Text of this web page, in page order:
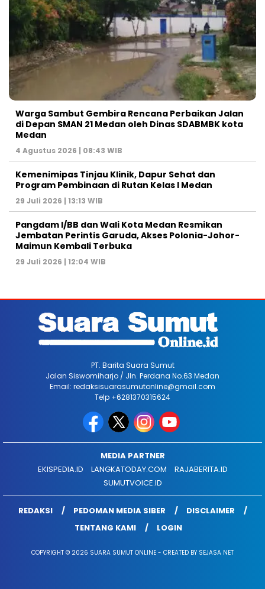
Warga Sambut Gembira Rencana Perbaikan Jalan
di Depan SMAN 21 Medan oleh Dinas SDABMBK kota
Medan
4 Agustus 2026 | 08:43 WIB
Kemenimipas Tinjau Klinik, Dapur Sehat dan
Program Pembinaan di Rutan Kelas I Medan
29 Juli 2026 | 13:13 WIB
Pangdam I/BB dan Wali Kota Medan Resmikan
Jembatan Perintis Garuda, Akses Polonia-Johor-
Maimun Kembali Terbuka
29 Juli 2026 | 12:04 WIB
PT. Barita Suara Sumut
Jalan Siswomiharjo / Jln. Perdana No.63 Medan
Email: redaksisuarasumutonline@gmail.com
Telp +6281370315624
MEDIA PARTNER
EKISPEDIA.ID
LANGKATODAY.COM
RAJABERITA.ID
SUMUTVOICE.ID
REDAKSI PEDOMAN MEDIA SIBER
DISCLAIMER
TENTANG KAMI
LOGIN
COPYRIGHT © 2026 SUARA SUMUT ONLINE - CREATED BY SEJASA NET